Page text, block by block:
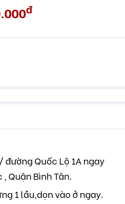
đ
Quốc Lộ 1A ngay
Quận Bình Tân.
1 lầu,dọn vào ở ngay.